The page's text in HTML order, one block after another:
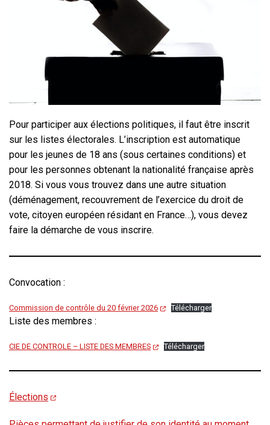
Pour participer aux élections politiques, il faut être inscrit
sur les listes électorales. L’inscription est automatique
pour les jeunes de 18 ans (sous certaines conditions) et
pour les personnes obtenant la nationalité française après
2018. Si vous vous trouvez dans une autre situation
(déménagement, recouvrement de l’exercice du droit de
vote, citoyen européen résidant en France…), vous devez
faire la démarche de vous inscrire.
Convocation :
Commission de contrôle du 20 février 2026 Télécharger
Liste des membres :
CIE DE CONTROLE – LISTE DES MEMBRES Télécharger
Élections